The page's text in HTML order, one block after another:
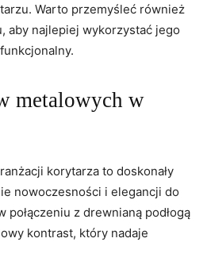
⁣Warto przemyśleć również
aby najlepiej wykorzystać ⁣jego
metalowych w
korytarza to doskonały
nowoczesności i elegancji do
połączeniu z drewnianą podłogą
kontrast, który nadaje